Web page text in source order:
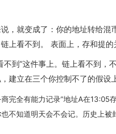
，就变成了：你的地址转给
上看不到。 表面上，存和提的
到”这件事上。链上看不到，
建立在三个你控制不了的假设
完全有能力记录“地址A在13:05
不知道明天会不会记。历史上